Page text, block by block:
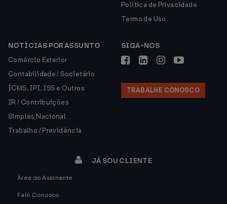
Política de Privacidade
Termo de Uso
NOTÍCIAS POR ASSUNTO
Comércio Exterior
Contabilidade / Societário
ICMS, IPI, ISS e Outros
IR / Contribuições
Simples Nacional
Trabalho / Previdência
SIGA-NOS
TRABALHE CONOSCO
JÁ SOU CLIENTE
Área do Assinante
Fale Conosco